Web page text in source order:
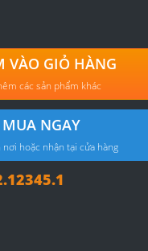
VÀO GIỎ HÀNG
các sản phẩm khác
MUA NGAY
nơi hoặc nhận tại cửa hàng